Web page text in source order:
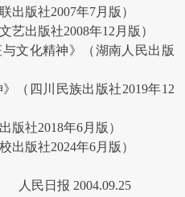
出版社2007年7月版）
艺出版社2008年12月版）
文化精神》（湖南人民出版
（四川民族出版社2019年12
版社2018年6月版）
出版社2024年6月版）
人民日报 2004.09.25